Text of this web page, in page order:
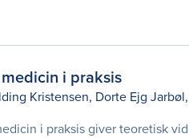
i praksis
Kristensen, Dorte Ejg Jarbøl,
i praksis giver teoretisk